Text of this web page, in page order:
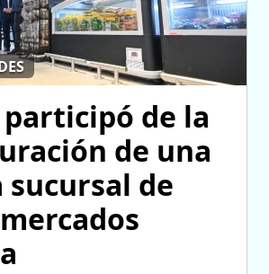
de la
de una
sucursal de